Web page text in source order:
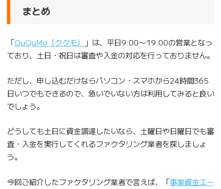
まとめ
「QuQuMo（ククモ）
」は、平日9:00〜19:00の営業となっ
ており、土日・祝日は審査や入金の対応を行っておりません。
ただし、申し込むだけならパソコン・スマホから24時間365
日いつでもできるので、急いでいない方は利用してみると良い
でしょう。
どうしても土日に資金調達したいなら、土曜日や日曜日でも審
査・入金を実行してくれるファクタリング業者を探しましょ
う。
今回ご紹介したファクタリング業者で言えば、「事業資金エー